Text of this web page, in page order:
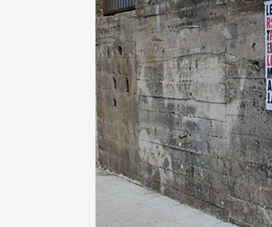
Partenaires
Crédits
Actions